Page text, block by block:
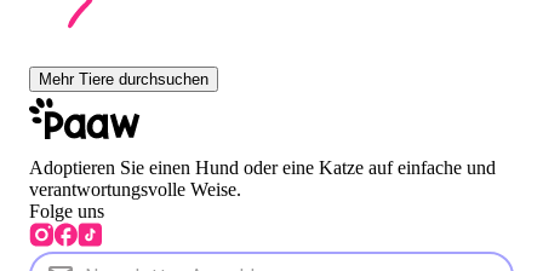
Mehr Tiere durchsuchen
Adoptieren Sie einen Hund oder eine Katze auf einfache und
verantwortungsvolle Weise.
Folge uns